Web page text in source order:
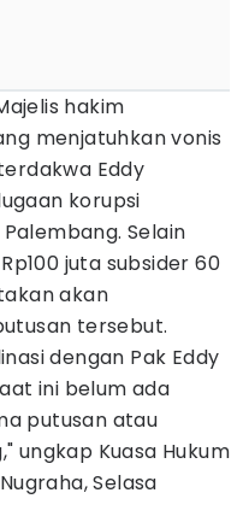
hakim
menjatuhkan vonis
Eddy
korupsi
Palembang. Selain
juta subsider 60
akan
tersebut.
dengan Pak Eddy
ini belum ada
putusan atau
ungkap Kuasa Hukum
Selasa